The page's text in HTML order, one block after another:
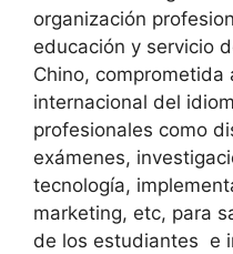
organización
educación y servicio
Chino, comprometida
internacional del
profesionales como
exámenes,
tecnología,
marketing, etc, para
de los estudiantes e